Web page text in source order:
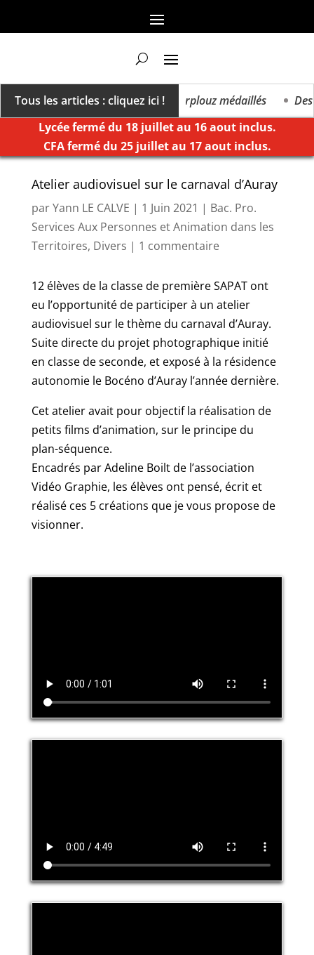
Tous les articles : cliquez ici !
Cinq apprentis et élèves de Kerplouz médaillés
Des
Lycée fermé du 18 juillet au 16 aout inclus.
CFA fermé du 25 juillet au 17 aout inclus.
Atelier audiovisuel sur le carnaval d’Auray
parYann LE CALVE | 1 Juin 2021 | Bac. Pro.
Services Aux Personnes et Animation dans les
Territoires, Divers | 1 commentaire
12 élèves de la classe de première SAPAT ont
eu l’opportunité de participer à un atelier
audiovisuel sur le thème du carnaval d’Auray.
Suite directe du projet photographique initié
en classe de seconde, et exposé à la résidence
autonomie le Bocéno d’Auray l’année dernière.
Cet atelier avait pour objectif la réalisation de
petits films d’animation, sur le principe du
plan-séquence.
Encadrés par Adeline Boilt de l’association
Vidéo Graphie, les élèves ont pensé, écrit et
réalisé ces 5 créations que je vous propose de
visionner.